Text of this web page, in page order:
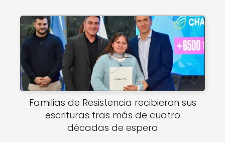
Familias de Resistencia recibieron sus
escrituras tras más de cuatro
décadas de espera